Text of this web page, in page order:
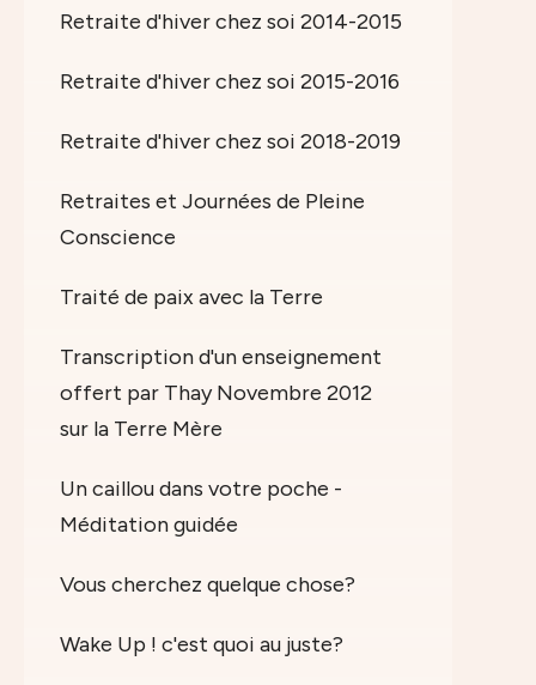
Retraite d'hiver chez soi 2014-2015
Retraite d'hiver chez soi 2015-2016
Retraite d'hiver chez soi 2018-2019
Retraites et Journées de Pleine
Conscience
Traité de paix avec la Terre
Transcription d'un enseignement
offert par Thay Novembre 2012
sur la Terre Mère
Un caillou dans votre poche -
Méditation guidée
Vous cherchez quelque chose?
Wake Up ! c'est quoi au juste?